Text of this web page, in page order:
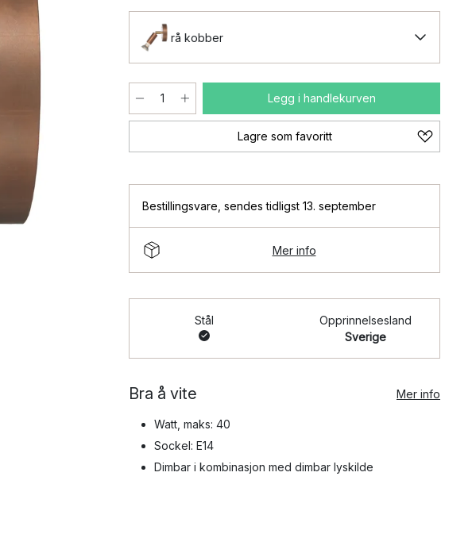
rå kobber
Legg i handlekurven
Lagre som favoritt
Bestillingsvare sendes tidligst 13. september
Mer info
Stål
Opprinnelsesland
Sverige
Bra å vite Mer info
Watt, maks: 40
Sockel: E14
Dimbar i kombinasjon med dimbar lyskilde